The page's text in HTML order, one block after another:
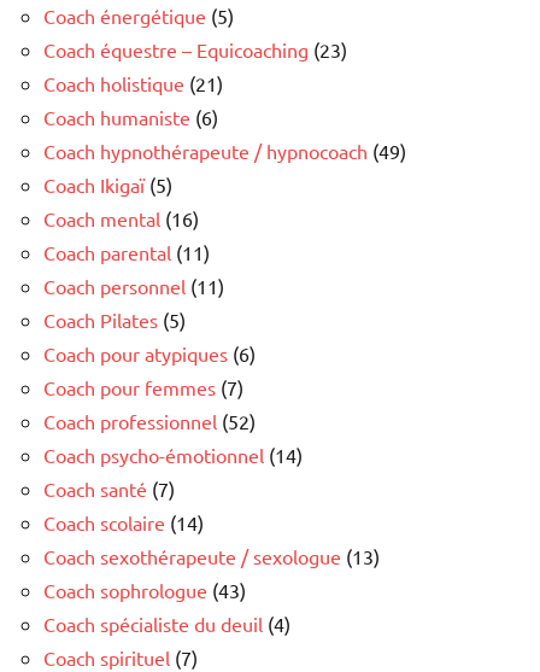
Coach énergétique (5)
Coach équestre – Equicoaching (23)
Coach holistique (21)
Coach humaniste (6)
Coach hypnothérapeute / hypnocoach (49)
Coach Ikigaï(5)
Coach mental (16)
Coach parental (11)
Coach personnel (11)
Coach Pilates (5)
Coach pour atypiques (6)
Coach pour femmes (7)
Coach professionnel (52)
Coach psycho-émotionnel (14)
Coach santé (7)
Coach scolaire (14)
Coach sexothérapeute / sexologue (13)
Coach sophrologue (43)
Coach spécialiste du deuil (4)
Coach spirituel (7)